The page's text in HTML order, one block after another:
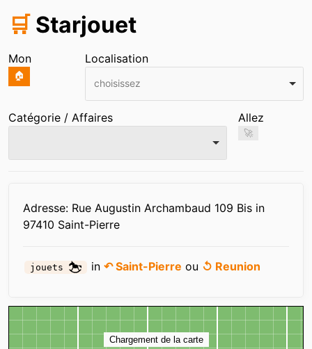
🛒 Starjouet
Mon
🏠
Localisation
choisissez
Catégorie / Affaires Allez
🚀
Adresse: Rue Augustin Archambaud 109 Bis in
97410 Saint-Pierre
jouets in↶ Saint-Pierre ou ↺ Reunion
Carte
Chargement de la carte